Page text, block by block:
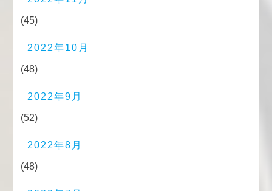
(45)
2022年10月
(48)
2022年9月
(52)
2022年8月
(48)